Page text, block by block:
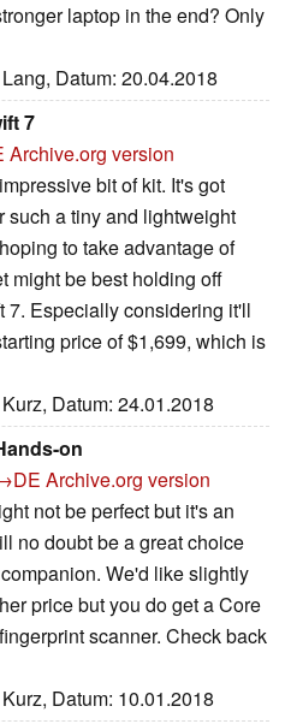
laptop in the end? Only
Datum: 20.04.2018
7
Archive.org version
bit of kit. It's got
such a tiny and lightweight
to take advantage of
might be best holding off
7. Especially considering it'll
price of $1,699, which is
Datum: 24.01.2018
on
Archive.org version
not be perfect but it's an
no doubt be a great choice
We'd like slightly
price but you do get a Core
scanner. Check back
Datum: 10.01.2018